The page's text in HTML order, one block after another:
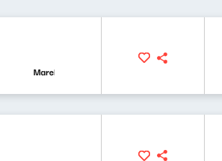
Marek Napiórkowski, Adriana Bąkowska